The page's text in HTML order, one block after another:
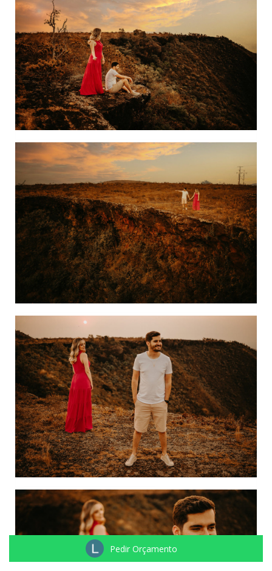
Pedir Orçamento